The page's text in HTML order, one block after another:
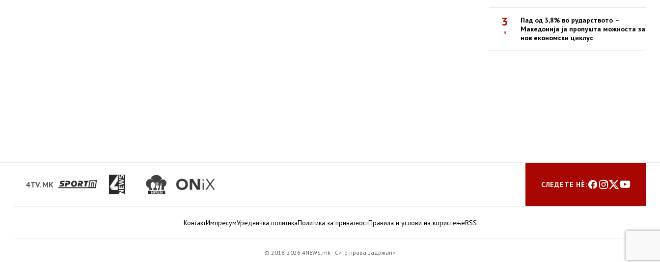
3
ч
Пад од 3,8% во рударството –
Македонија ја пропушта можноста за
нов економски циклус
4TV.MK СЛЕДЕТЕ НЀ:
КонтактИмпресумУредничка политикаПолитика за приватностПравила и услови на користењеRSS
© 2018-2026 4NEWS.mk · Сите права задржани